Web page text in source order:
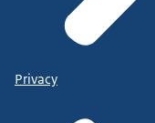
Privacy